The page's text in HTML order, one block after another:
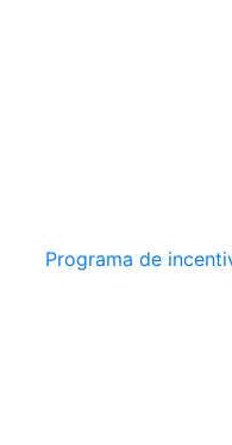
Programa de